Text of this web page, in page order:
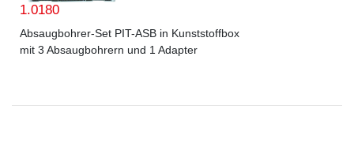
1.0180
Absaugbohrer-Set PIT-ASB in Kunststoffbox
mit 3 Absaugbohrern und 1 Adapter